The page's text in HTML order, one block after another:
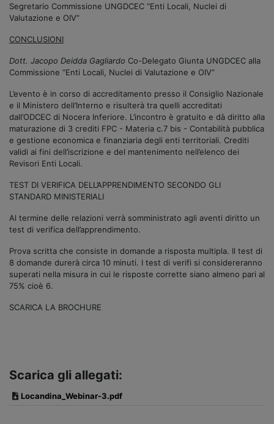
Segretario Commissione UNGDCEC “Enti Locali, Nuclei di
Valutazione e OIV”
CONCLUSIONI
Dott. Jacopo Deidda Gagliardo Co-Delegato Giunta UNGDCEC alla
Commissione “Enti Locali, Nuclei di Valutazione e OIV”
L’evento è in corso di accreditamento presso il Consiglio Nazionale
e il Ministero dell’Interno e risulterà tra quelli accreditati
dall’ODCEC di Nocera Inferiore. L’incontro è gratuito e dà diritto alla
maturazione di 3 crediti FPC - Materia c.7 bis - Contabilità pubblica
e gestione economica e finanziaria degli enti territoriali. Crediti
validi ai fini dell’iscrizione e del mantenimento nell’elenco dei
Revisori Enti Locali.
TEST DI VERIFICA DELL’APPRENDIMENTO SECONDO GLI
STANDARD MINISTERIALI
Al termine delle relazioni verrà somministrato agli aventi diritto un
test di verifica dell’apprendimento.
Prova scritta che consiste in domande a risposta multipla. Il test di
8 domande durerà circa 10 minuti. I test di verifi si considereranno
superati nella misura in cui le risposte corrette siano almeno pari al
75% cioè 6.
SCARICA LA BROCHURE
Scarica gli allegati:
Locandina_Webinar-3.pdf